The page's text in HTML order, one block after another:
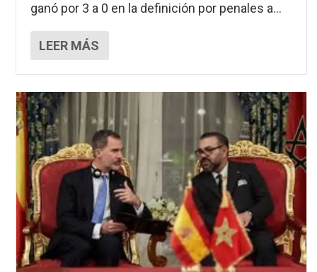
ganó por 3 a 0 en la definición por penales a...
LEER MÁS